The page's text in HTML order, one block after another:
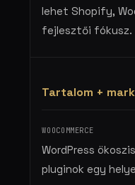
lehet Shopify,
fejlesztői fókusz.
Tartalom +
WordPress
pluginok egy